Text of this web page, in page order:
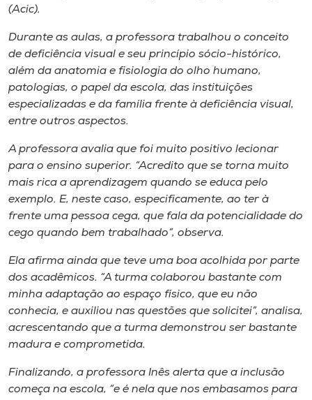
Selecione
(Acic).
Durante as aulas, a professora trabalhou o conceito
de deficiência visual e seu princípio sócio-histórico,
além da anatomia e fisiologia do olho humano,
patologias, o papel da escola, das instituições
especializadas e da família frente à deficiência visual,
entre outros aspectos.
A professora avalia que foi muito positivo lecionar
para o ensino superior. “Acredito que se torna muito
mais rica a aprendizagem quando se educa pelo
exemplo. E, neste caso, especificamente, ao ter à
frente uma pessoa cega, que fala da potencialidade do
cego quando bem trabalhado”, observa.
Ela afirma ainda que teve uma boa acolhida por parte
dos acadêmicos. “A turma colaborou bastante com
minha adaptação ao espaço físico, que eu não
conhecia, e auxiliou nas questões que solicitei”, analisa,
acrescentando que a turma demonstrou ser bastante
madura e comprometida.
Finalizando, a professora Inês alerta que a inclusão
começa na escola, “e é nela que nos embasamos para